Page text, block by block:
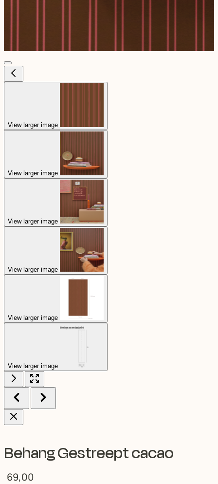
View larger image
View larger image
View larger image
View larger image
View larger image
View larger image
Behang Gestreept cacao
69,00